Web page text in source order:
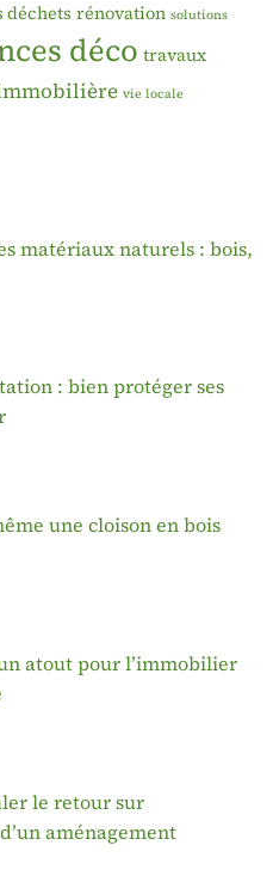
déchets rénovation solutions
déco travaux
vie locale
matériaux naturels : bois,
: bien protéger ses
une cloison en bois
atout pour l’immobilier
le retour sur
aménagement